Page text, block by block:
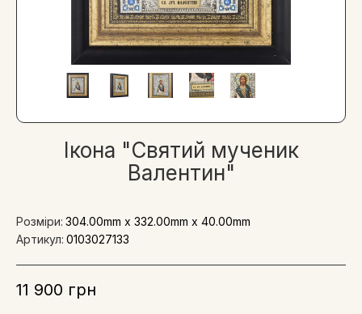
Ікона "Святий мученик
Валентин"
11 900 грн
Розміри: 304.00mm x 332.00mm x 40.00mm
Артикул: 0103027133